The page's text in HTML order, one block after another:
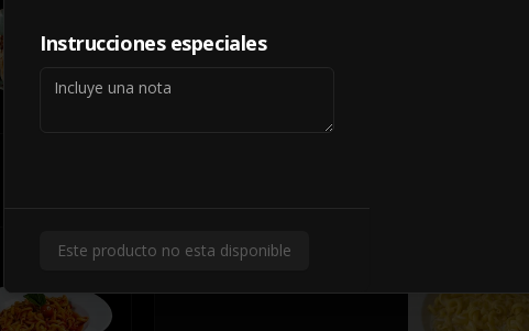
6 Unidades, En Mantequilla de
Ajo,Tocino
Espiral Jamón y Salsa
Instrucciones especiales
Este producto no esta disponible